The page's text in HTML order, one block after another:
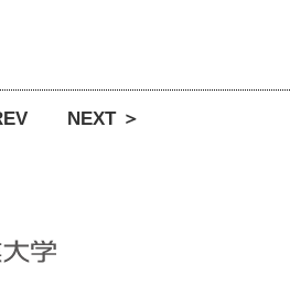
NEXT ＞